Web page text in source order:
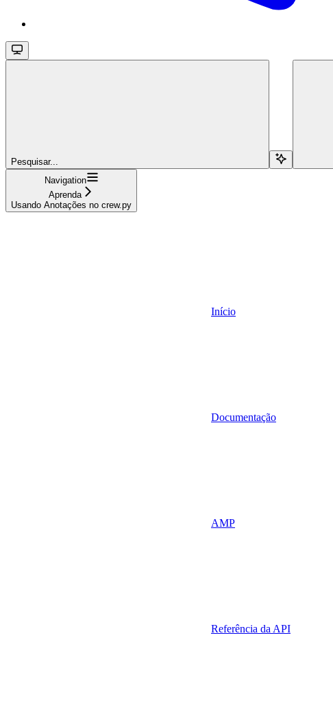
Pesquisar...
Navigation
Aprenda
Usando Anotações no crew.py
Início
Documentação
AMP
Referência da API